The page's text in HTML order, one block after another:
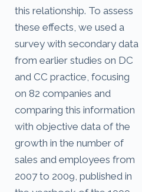
this relationship. To assess
these effects, we used a
survey with secondary data
from earlier studies on DC
and CC practice, focusing
on 82 companies and
comparing this information
with objective data of the
growth in the number of
sales and employees from
2007 to 2009, published in